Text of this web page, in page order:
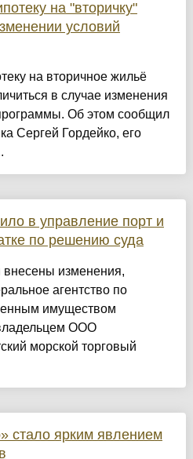
на "вторичку"
условий
на вторичное жильё
в случае изменения
Об этом сообщил
Сергей Гордейко, его
в управление порт и
по решению суда
изменения,
агентство по
имуществом
ООО
морской торговый
стало ярким явлением